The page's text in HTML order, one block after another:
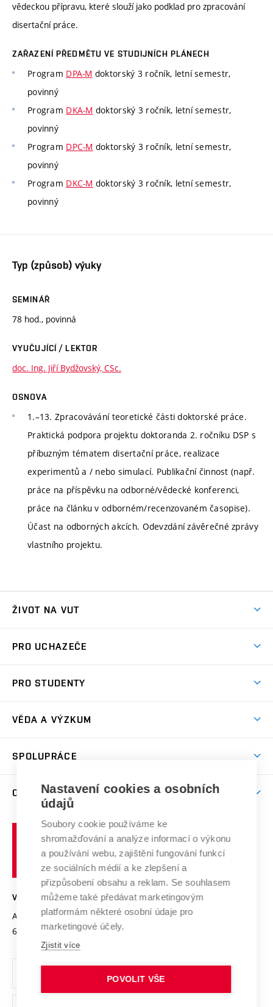
vědeckou přípravu, které slouží jako podklad pro zpracování
disertační práce.
ZAŘAZENÍ PŘEDMĚTU VE STUDIJNÍCH PLÁNECH
Program DPA-M doktorský 3 ročník, letní semestr,
povinný
Program DKA-M doktorský 3 ročník, letní semestr,
povinný
Program DPC-M doktorský 3 ročník, letní semestr,
povinný
Program DKC-M doktorský 3 ročník, letní semestr,
povinný
Typ (způsob) výuky
SEMINÁŘ
78 hod., povinná
VYUČUJÍCÍ / LEKTOR
doc. Ing. Jiří Bydžovský, CSc.
OSNOVA
1.–13. Zpracovávání teoretické části doktorské práce.
Praktická podpora projektu doktoranda 2. ročníku DSP s
příbuzným tématem disertační práce, realizace
experimentů a / nebo simulací. Publikační činnost (např.
práce na příspěvku na odborné/vědecké konferenci,
práce na článku v odborném/recenzovaném časopise).
Účast na odborných akcích. Odevzdání závěrečné zprávy
vlastního projektu.
ŽIVOT NA VUT
Koleje
Sport na VUT
Brno
PRO UCHAZEČE
Dny otevřených dveří
Celoživotní vzdělávání
E-přihláška
PRO STUDENTY
Harmonogram akademického roku
Závěrečné práce
Doktorské studium
Zpracování osobních údajů studentů
Sociální bezpečí
Studium bez bariér
Podpora podnikání
VĚDA A VÝZKUM
Mezinárodní vědecká rada
Systém zajišťování kvality výzkumu
Výzkumné infrastruktury
Transfer znalostí
Open Science
Projekty
Projekty ze strukturálních fondů
Specifický výzkum
SPOLUPRÁCE
Zahraniční spolupráce
Spolupráce se školami
Služby univerzity
Mezinárodní dohody
Univerzitní sítě
O UNIVERZITĚ
Profil univerzity
Udržitelná univerzita
Podnikavá univerzita / ContriBUTe
Bezpečná univerzita
Vyznamenání
Organizační struktura
Ochrana osobních údajů
učení
technické
VYSOKÉ UČENÍ TECHNICKÉ V BRNĚ
Antonínská 548/1
602 00 Brno
www.vut.cz
vut@vutbr.cz
Nastavení cookies a osobních
údajů
Soubory cookie používáme ke
shromažďování a analýze informací o výkonu
a používání webu, zajištění fungování funkcí
ze sociálních médií a ke zlepšení a
přizpůsobení obsahu a reklam. Se souhlasem
můžeme také předávat marketingovým
platformám některé osobní údaje pro
marketingové účely.
Zjistit více
POVOLIT VŠE